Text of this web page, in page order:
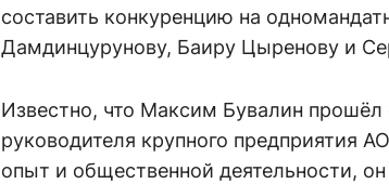
составить конкуренцию на
Дамдинцурунову, Баиру Цыренову и
Известно, что Максим Бувалин прошёл
руководителя крупного предприятия
опыт и общественной деятельности,